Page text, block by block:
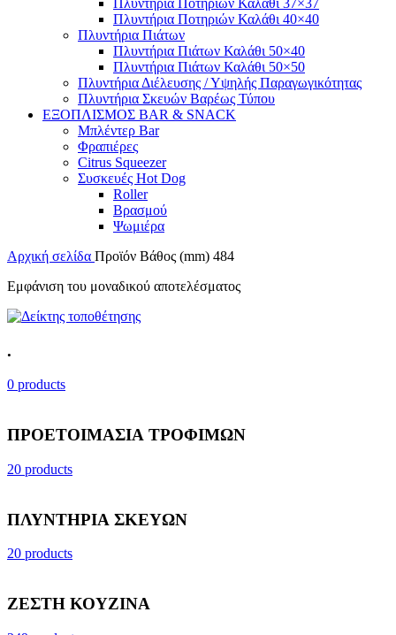
Πλυντήρια Ποτηριών Καλάθι 37×37
Πλυντήρια Ποτηριών Καλάθι 40×40
Πλυντήρια Πιάτων
Πλυντήρια Πιάτων Καλάθι 50×40
Πλυντήρια Πιάτων Καλάθι 50×50
Πλυντήρια Διέλευσης / Υψηλής Παραγωγικότητας
Πλυντήρια Σκευών Βαρέως Τύπου
ΕΞΟΠΛΙΣΜΟΣ BAR & SNACK
Μπλέντερ Bar
Φραπιέρες
Citrus Squeezer
Συσκευές Hot Dog
Roller
Βρασμού
Ψωμιέρα
Αρχική σελίδα Προϊόν Βάθος (mm) 484
Εμφάνιση του μοναδικού αποτελέσματος
.
0 products
ΠΡΟΕΤΟΙΜΑΣΙΑ ΤΡΟΦΙΜΩΝ
20 products
ΠΛΥΝΤΗΡΙΑ ΣΚΕΥΩΝ
20 products
ΖΕΣΤΗ ΚΟΥΖΙΝΑ